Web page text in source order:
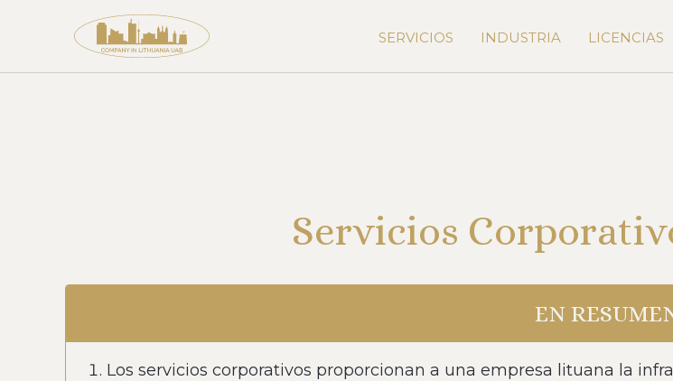
SERVICIOS INDUSTRIA LICENCIAS
Servicios
EN
Los servicios corporativos proporcionan a una empresa lituana la